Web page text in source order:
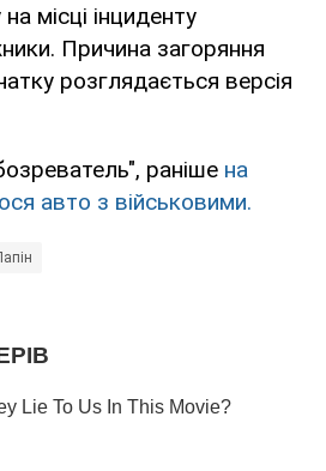
місці інциденту
Причина загоряння
розглядається версія
раніше на
авто з військовими.